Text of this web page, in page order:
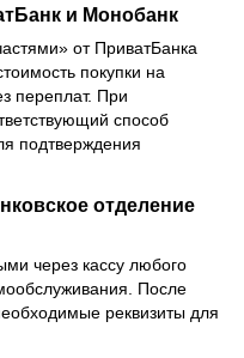
и Монобанк
от ПриватБанка
покупки на
переплат. При
способ
подтверждения
отделение
через кассу любого
После
реквизиты для